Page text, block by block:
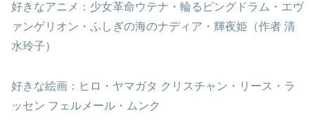
好きなアニメ：少女革命ウテナ・輪るピングドラム・エヴ
ァンゲリオン・ふしぎの海のナディア・輝夜姫（作者 清
水玲子）
好きな絵画：ヒロ・ヤマガタ クリスチャン・リース・ラ
ッセン フェルメール・ムンク